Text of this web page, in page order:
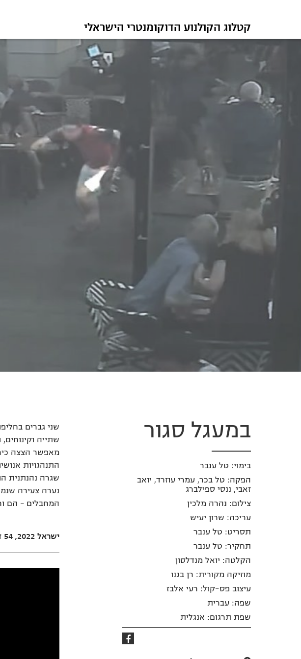
קטלוג הקולנוע הדוקומנטרי הישראלי
במעגל סגור
בימוי: טל ענבר
הפקה: טל בכר, עמרי עוזרד, יואב
זאבי, ננסי ספילברג
צילום: נהרה מלכין
עריכה: שרון יעיש
תסריט: טל ענבר
תחקיר: טל ענבר
הקלטה: יואל מנדלסון
מוזיקה מקורית: רן בגנו
עיצוב פס-קול: רעי אלבז
שפה: עברית
שפת תרגום: אנגלית
קישור
שני גברים
שתייה
מאפשר הצצה
התנהגויות
שגרה נהנתנית
נערה צעירה
המחבלים – הם
ישראל 2022, 54 דקות